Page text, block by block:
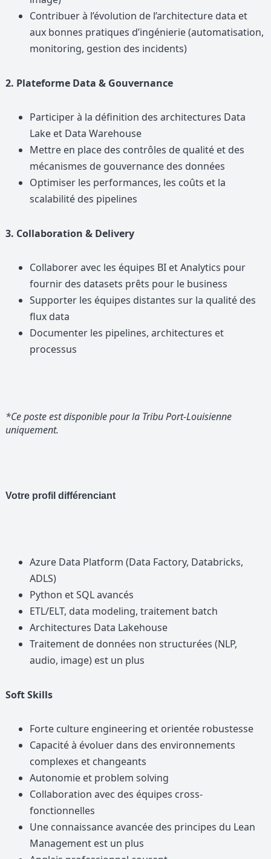
Contribuer à l’évolution de l’architecture data et
aux bonnes pratiques d’ingénierie (automatisation,
monitoring, gestion des incidents)
2. Plateforme Data & Gouvernance
Participer à la définition des architectures Data
Lake et Data Warehouse
Mettre en place des contrôles de qualité et des
mécanismes de gouvernance des données
Optimiser les performances, les coûts et la
scalabilité des pipelines
3. Collaboration & Delivery
Collaborer avec les équipes BI et Analytics pour
fournir des datasets prêts pour le business
Supporter les équipes distantes sur la qualité des
flux data
Documenter les pipelines, architectures et
processus
*Ce poste est disponible pour la Tribu Port-Louisienne
uniquement.
Votre profil différenciant
Azure Data Platform (Data Factory, Databricks,
ADLS)
Python et SQL avancés
ETL/ELT, data modeling, traitement batch
Architectures Data Lakehouse
Traitement de données non structurées (NLP,
audio, image) est un plus
Soft Skills
Forte culture engineering et orientée robustesse
Capacité à évoluer dans des environnements
complexes et changeants
Autonomie et problem solving
Collaboration avec des équipes cross-
fonctionnelles
Une connaissance avancée des principes du Lean
Management est un plus